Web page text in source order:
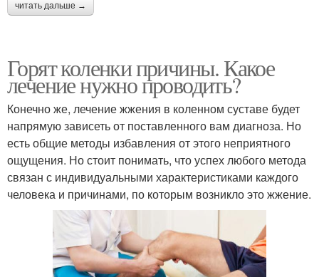
читать дальше →
Горят коленки причины. Какое
лечение нужно проводить?
Конечно же, лечение жжения в коленном суставе будет
напрямую зависеть от поставленного вам диагноза. Но
есть общие методы избавления от этого неприятного
ощущения. Но стоит понимать, что успех любого метода
связан с индивидуальными характеристиками каждого
человека и причинами, по которым возникло это жжение.